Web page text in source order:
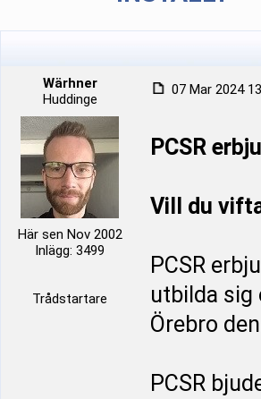
Wärhner
Huddinge
Här sen Nov 2002
Inlägg: 3499
Trådstartare
07 Mar 2024
PCSR
Vill du
PCSR
utbilda sig
Örebro
PCSR